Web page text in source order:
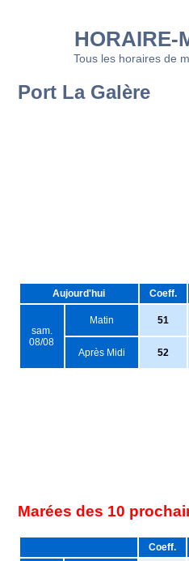
HORAIRE-
Tous les horaires de
Port La Galère
Aujourd'hui Coeff.
sam.
08/08
Matin 51
Après Midi 52
Marées des 10
Coeff.